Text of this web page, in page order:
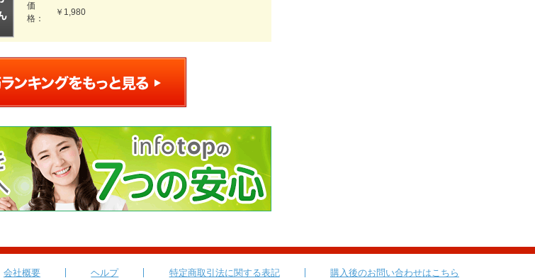
価
格：
￥1,980
会社概要 ヘルプ 特定商取引法に関する表記 購入後のお問い合わせはこちら